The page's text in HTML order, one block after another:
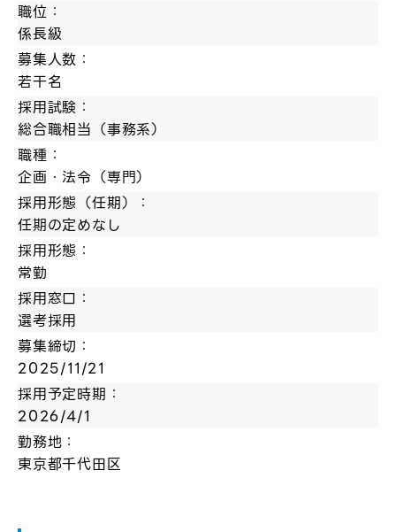
職位：
係長級
募集人数：
若干名
採用試験：
総合職相当（事務系）
職種：
企画・法令（専門）
採用形態（任期）：
任期の定めなし
採用形態：
常勤
採用窓口：
選考採用
募集締切：
2025/11/21
採用予定時期：
2026/4/1
勤務地：
東京都千代田区